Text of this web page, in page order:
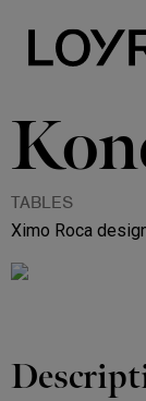
TABLES
Ximo Roca